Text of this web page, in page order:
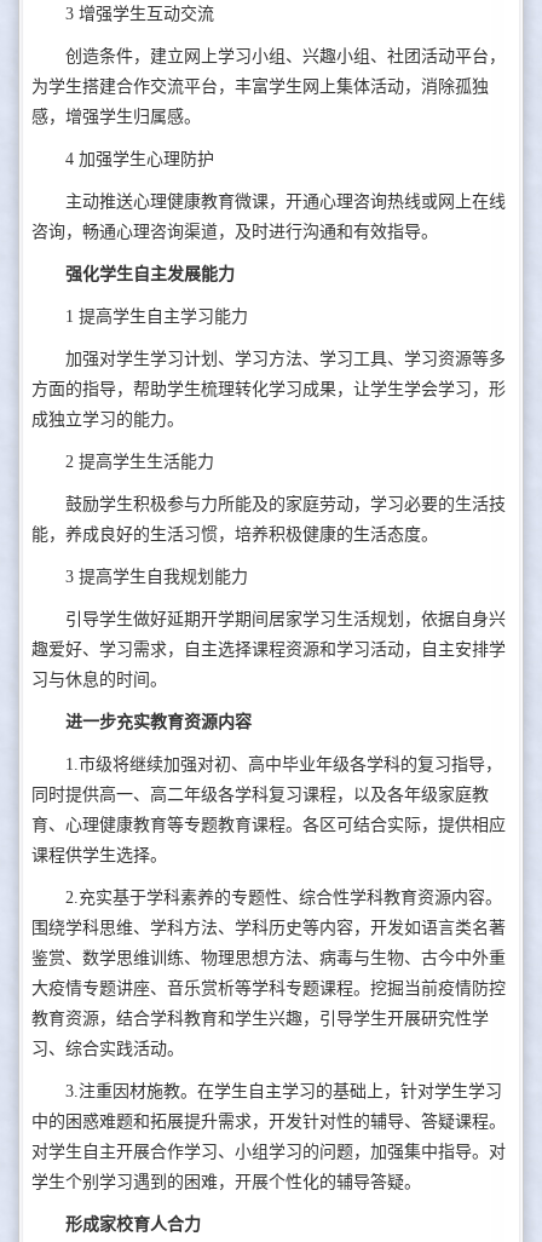
3 增强学生互动交流
创造条件，建立网上学习小组、兴趣小组、社团活动平台，
为学生搭建合作交流平台，丰富学生网上集体活动，消除孤独
感，增强学生归属感。
4 加强学生心理防护
主动推送心理健康教育微课，开通心理咨询热线或网上在线
咨询，畅通心理咨询渠道，及时进行沟通和有效指导。
强化学生自主发展能力
1 提高学生自主学习能力
加强对学生学习计划、学习方法、学习工具、学习资源等多
方面的指导，帮助学生梳理转化学习成果，让学生学会学习，形
成独立学习的能力。
2 提高学生生活能力
鼓励学生积极参与力所能及的家庭劳动，学习必要的生活技
能，养成良好的生活习惯，培养积极健康的生活态度。
3 提高学生自我规划能力
引导学生做好延期开学期间居家学习生活规划，依据自身兴
趣爱好、学习需求，自主选择课程资源和学习活动，自主安排学
习与休息的时间。
进一步充实教育资源内容
1.市级将继续加强对初、高中毕业年级各学科的复习指导，
同时提供高一、高二年级各学科复习课程，以及各年级家庭教
育、心理健康教育等专题教育课程。各区可结合实际，提供相应
课程供学生选择。
2.充实基于学科素养的专题性、综合性学科教育资源内容。
围绕学科思维、学科方法、学科历史等内容，开发如语言类名著
鉴赏、数学思维训练、物理思想方法、病毒与生物、古今中外重
大疫情专题讲座、音乐赏析等学科专题课程。挖掘当前疫情防控
教育资源，结合学科教育和学生兴趣，引导学生开展研究性学
习、综合实践活动。
3.注重因材施教。在学生自主学习的基础上，针对学生学习
中的困惑难题和拓展提升需求，开发针对性的辅导、答疑课程。
对学生自主开展合作学习、小组学习的问题，加强集中指导。对
学生个别学习遇到的困难，开展个性化的辅导答疑。
形成家校育人合力